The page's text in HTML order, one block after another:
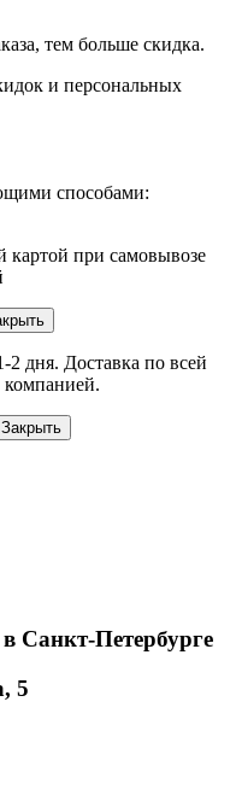
тем больше скидка.
и персональных
способами:
картой при самовывозе
2 дня. Доставка по всей
компанией.
Закрыть
Санкт-Петербурге
5